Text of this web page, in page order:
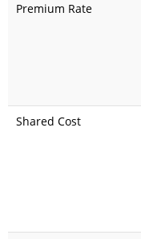
Premium Rate
Shared Cost